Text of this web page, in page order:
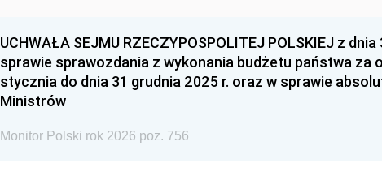
UCHWAŁA SEJMU RZECZYPOSPOLITEJ POLSKIEJ z
sprawie sprawozdania z wykonania budżetu państwa za
stycznia do dnia 31 grudnia 2025 r. oraz w sprawie
Ministrów
Monitor Polski rok 2026 poz. 756